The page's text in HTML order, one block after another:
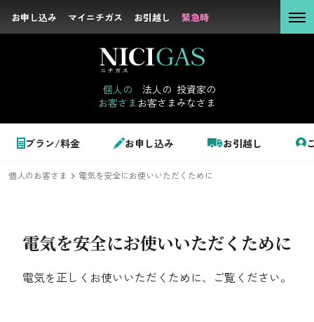
お申し込み マイニチガス お引越し 緊急時
個人の
お客さま
法人の
お客さま
投資家の
みなさま
プラン/料金 お申し込み お引越し
お申し込み マイニチガス お引越し 緊急時
個人のお客さま
でガ割のご案内
シミュレーション
お客さま
サステナビリテ
個人のお客さま 電気を安全にお使いいただくために
電気を安全にお使いいただくために
電気を正しくお使いいただくために、ご覧ください。